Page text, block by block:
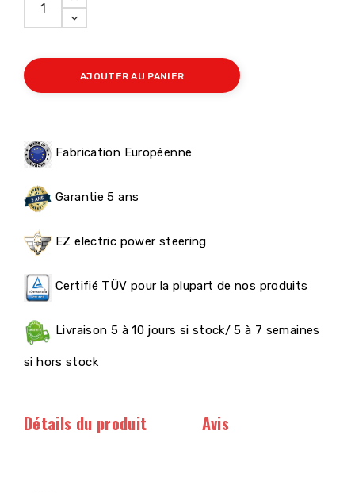
AJOUTER AU PANIER
Fabrication Européenne
Garantie 5 ans
EZ electric power steering
Certifié TÜV pour la plupart de nos produits
Livraison 5 à 10 jours si stock/ 5 à 7 semaines
si hors stock
Détails du produit Avis